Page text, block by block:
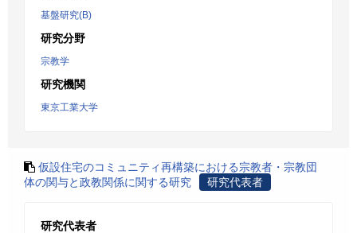
基盤研究(B)
研究分野
宗教学
研究機関
東京工業大学
仮設住宅のコミュニティ再構築における宗教者・宗教団
体の関与と政教関係に関する研究
研究代表者
研究代表者